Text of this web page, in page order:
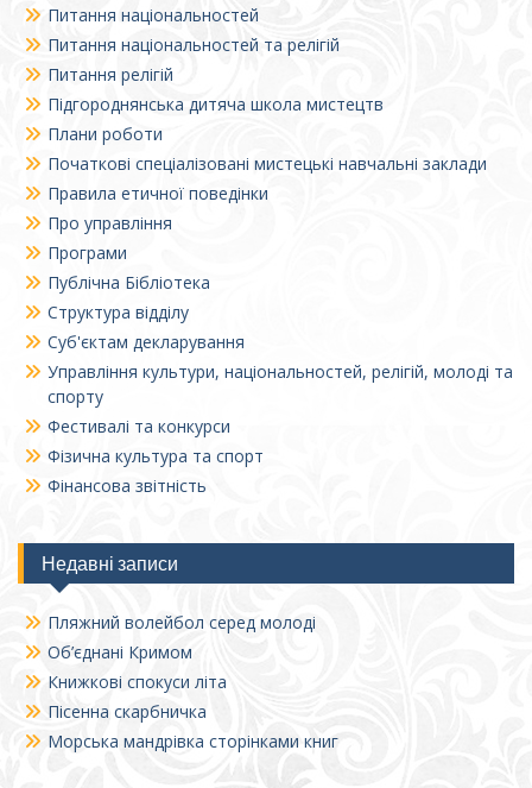
Питання національностей
Питання національностей та релігій
Питання релігій
Підгороднянська дитяча школа мистецтв
Плани роботи
Початкові спеціалізовані мистецькі навчальні заклади
Правила етичної поведінки
Про управління
Програми
Публічна Бібліотека
Структура відділу
Суб'єктам декларування
Управління культури, національностей, релігій, молоді та
спорту
Фестивалі та конкурси
Фізична культура та спорт
Фінансова звітність
Недавні записи
Пляжний волейбол серед молоді
Об’єднані Кримом
Книжкові спокуси літа
Пісенна скарбничка
Морська мандрівка сторінками книг